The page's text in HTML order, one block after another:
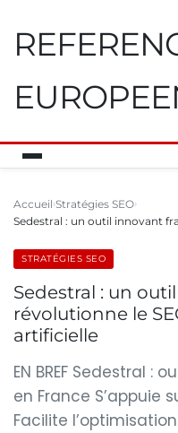
Accueil Stratégies SEO
Sedestral : un outil innovant
STRATÉGIES SEO
Sedestral : un
révolutionne le
artificielle
EN BREF Sedestral :
en France S’appuie
Facilite